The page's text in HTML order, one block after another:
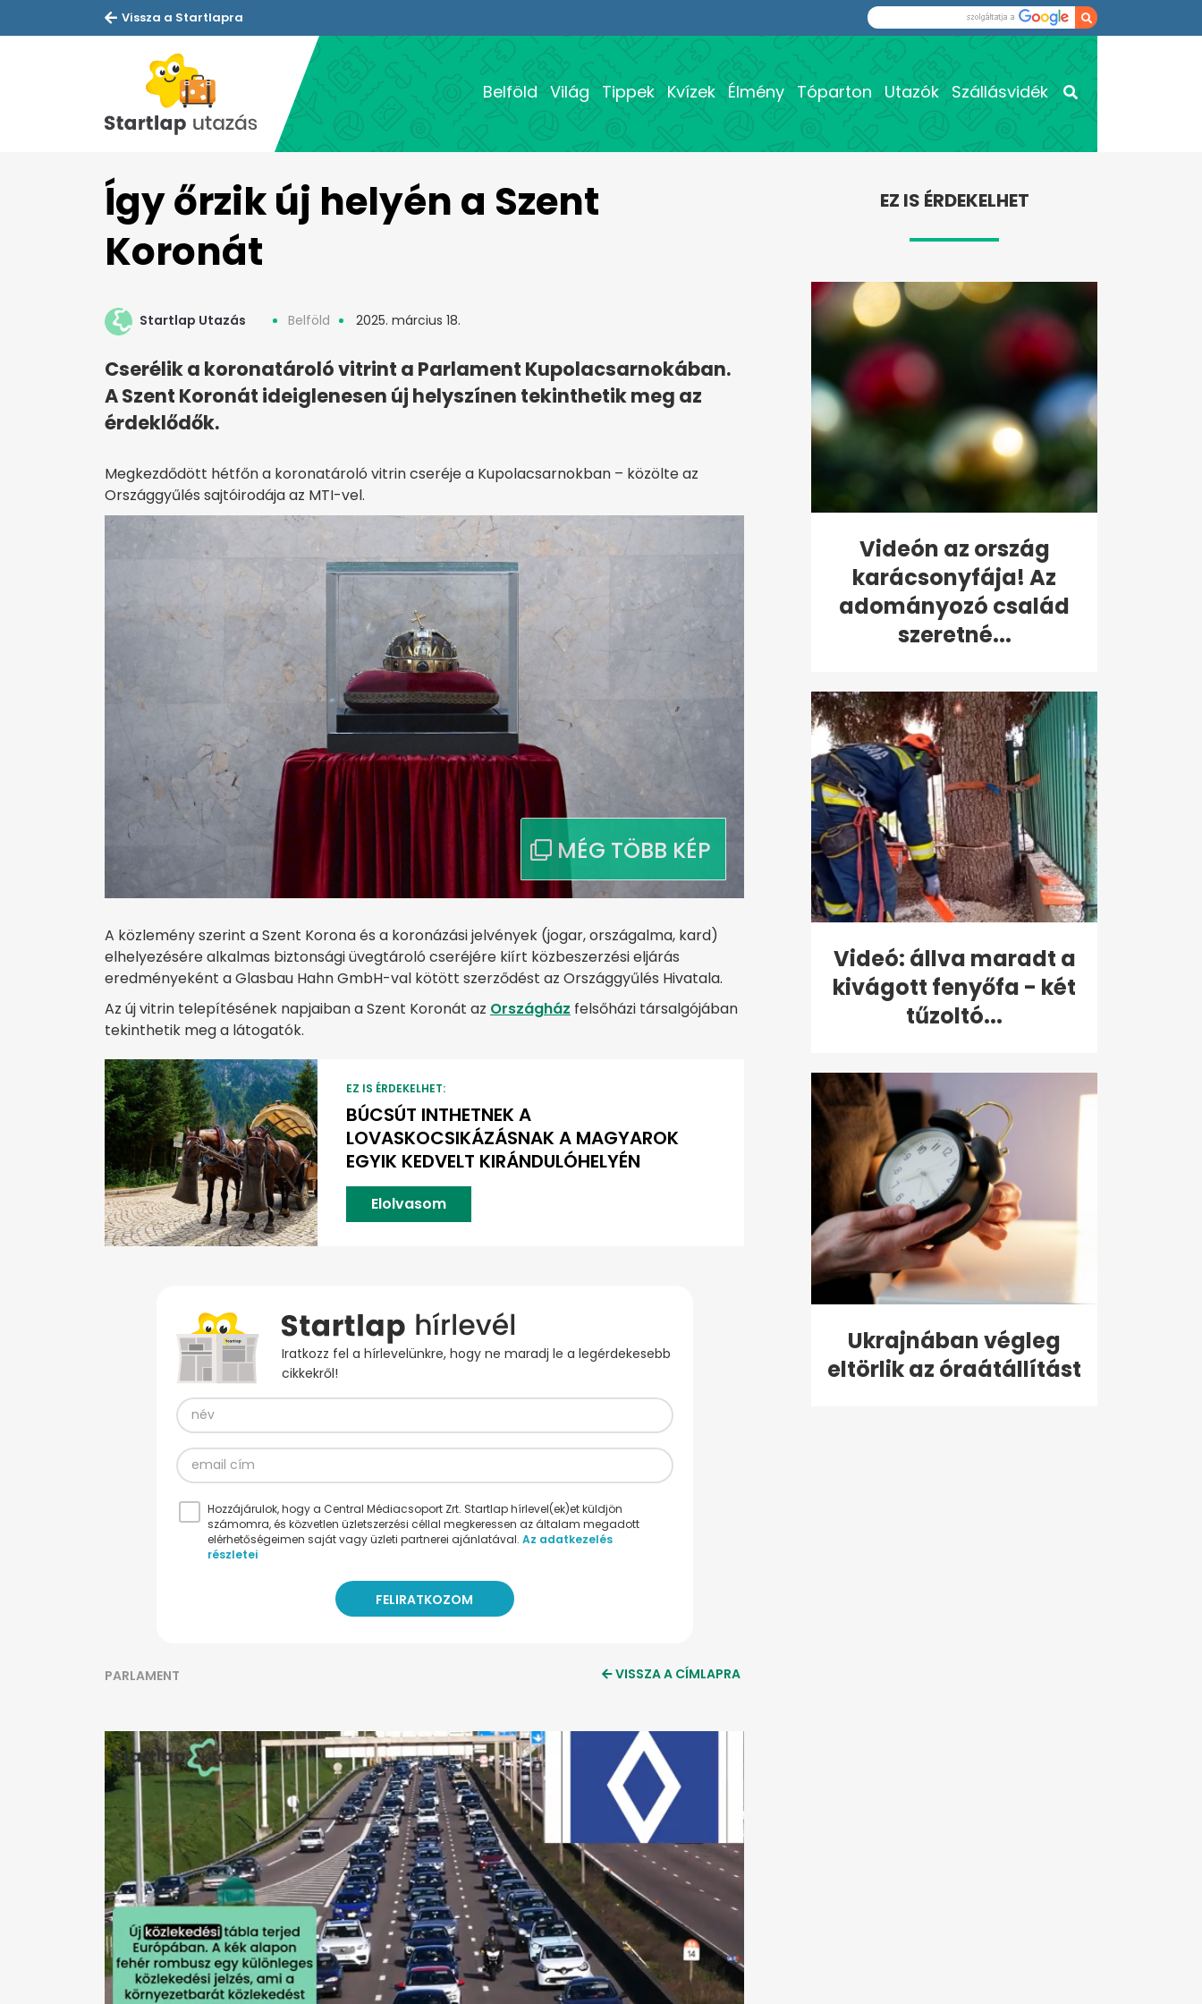
Vissza a Startlapra
Belföld Világ Tippek Kvízek Élmény Tóparton Utazók Szállásvidék
Így őrzik új helyén a Szent
Koronát
Startlap Utazás Belföld 2025. március 18.
Cserélik a koronatároló vitrint a Parlament Kupolacsarnokában.
A Szent Koronát ideiglenesen új helyszínen tekinthetik meg az
érdeklődők.
Megkezdődött hétfőn a koronatároló vitrin cseréje a Kupolacsarnokban – közölte az
Országgyűlés sajtóirodája az MTI-vel.
A közlemény szerint a Szent Korona és a koronázási jelvények (jogar, országalma, kard)
elhelyezésére alkalmas biztonsági üvegtároló cseréjére kiírt közbeszerzési eljárás
eredményeként a Glasbau Hahn GmbH-val kötött szerződést az Országgyűlés Hivatala.
Az új vitrin telepítésének napjaiban a Szent Koronát az Országház felsőházi társalgójában
tekinthetik meg a látogatók.
EZ IS ÉRDEKELHET:
BÚCSÚT INTHETNEK A
LOVASKOCSIKÁZÁSNAK A MAGYAROK
EGYIK KEDVELT KIRÁNDULÓHELYÉN
Elolvasom
Iratkozz fel a hírlevelünkre, hogy ne maradj le a legérdekesebb
cikkekről!
Hozzájárulok, hogy a Central Médiacsoport Zrt. Startlap hírlevel(ek)et küldjön
számomra, és közvetlen üzletszerzési céllal megkeressen az általam megadott
elérhetőségeimen saját vagy üzleti partnerei ajánlatával. Az adatkezelés
részletei
PARLAMENT VISSZA A CÍMLAPRA
EZ IS ÉRDEKELHET
Videón az ország
karácsonyfája! Az
adományozó család
szeretné...
Videó: állva maradt a
kivágott fenyőfa - két
tűzoltó...
Ukrajnában végleg
eltörlik az óraátállítást